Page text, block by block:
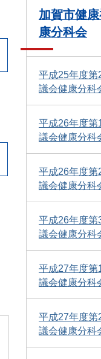
加賀市健
康分科会
平成25年度第
議会健康分科
平成26年度第
議会健康分科
平成26年度第
議会健康分科
平成26年度第
議会健康分科
平成27年度第
議会健康分科
平成27年度第
議会健康分科